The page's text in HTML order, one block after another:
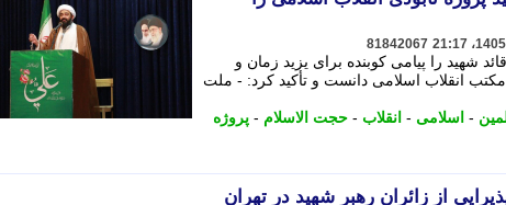
81842067
شهید را پیامی کوبنده برای یزید زمان و
انقلاب اسلامی دانست و تأکید کرد: - ملت
- اسلامی - انقلاب - حجت الاسلام - پروژه
از زائران رهبر شهید در تهران